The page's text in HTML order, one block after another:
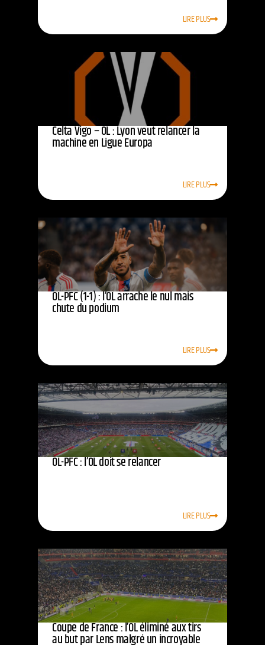
LIRE PLUS
Celta Vigo – OL : Lyon veut relancer la
machine en Ligue Europa
LIRE PLUS
OL-PFC (1-1) : l’OL arrache le nul mais
chute du podium
LIRE PLUS
OL-PFC : l’OL doit se relancer
LIRE PLUS
Coupe de France : l’OL éliminé aux tirs
au but par Lens malgré un incroyable